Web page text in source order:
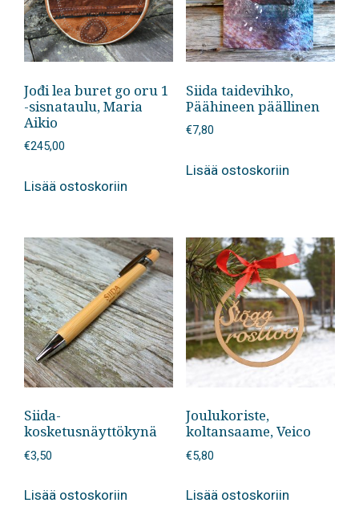
Jođi lea buret go oru 1
-sisnataulu, Maria
Aikio
€245,00
Lisää ostoskoriin
Siida taidevihko,
Päähineen päällinen
€7,80
Lisää ostoskoriin
Siida-
kosketusnäyttökynä
€3,50
Lisää ostoskoriin
Joulukoriste,
koltansaame, Veico
€5,80
Lisää ostoskoriin